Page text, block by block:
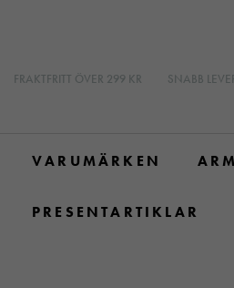
FRAKTFRITT ÖVER 299 KR SNABB
VARUMÄRKEN
PRESENTARTIKLAR